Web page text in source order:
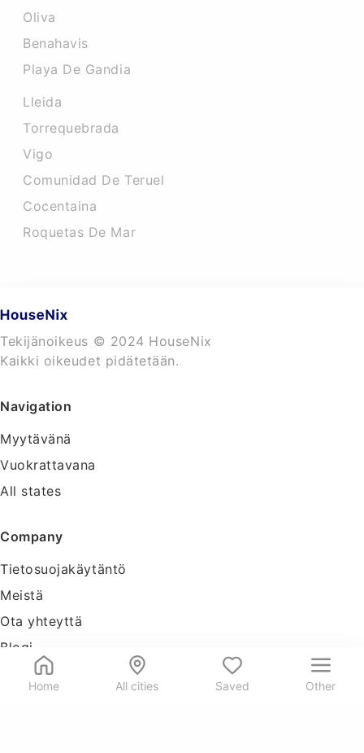
Home All cities Saved Other
Oliva
Benahavis
Playa De Gandia
Lleida
Torrequebrada
Vigo
Comunidad De Teruel
Cocentaina
Roquetas De Mar
Tekijänoikeus © 2024 HouseNix
Kaikki oikeudet pidätetään.
Navigation
Myytävänä
Vuokrattavana
All states
Company
Tietosuojakäytäntö
Meistä
Ota yhteyttä
Blogi
Tools